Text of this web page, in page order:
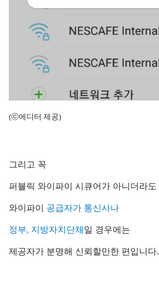
(ⓒ에디터 제공)
그리고 꼭
퍼블릭 와이파이 시큐어가 아니더라도
와이파이 공급자가 통신사나
정부, 지방자치단체 일 경우에는
제공자가 분명해 신뢰할만한 편입니다.